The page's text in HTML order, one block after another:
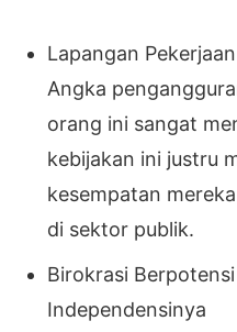
Lapangan
Angka
orang ini sangat
kebijakan ini justru
kesempatan
di sektor publik.
Birokrasi
Independensinya